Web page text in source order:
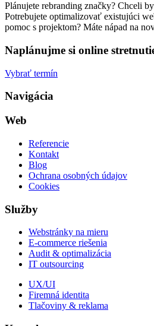
Plánujete rebranding značky? Chceli
Potrebujete optimalizovať existujúci
pomoc s projektom? Máte nápad na
Naplánujme si online
Vybrať termín
Navigácia
Web
Referencie
Kontakt
Blog
Ochrana osobných údajov
Cookies
Služby
Webstránky na mieru
E-commerce riešenia
Audit & optimalizácia
IT outsourcing
UX/UI
Firemná identita
Tlačoviny & reklama